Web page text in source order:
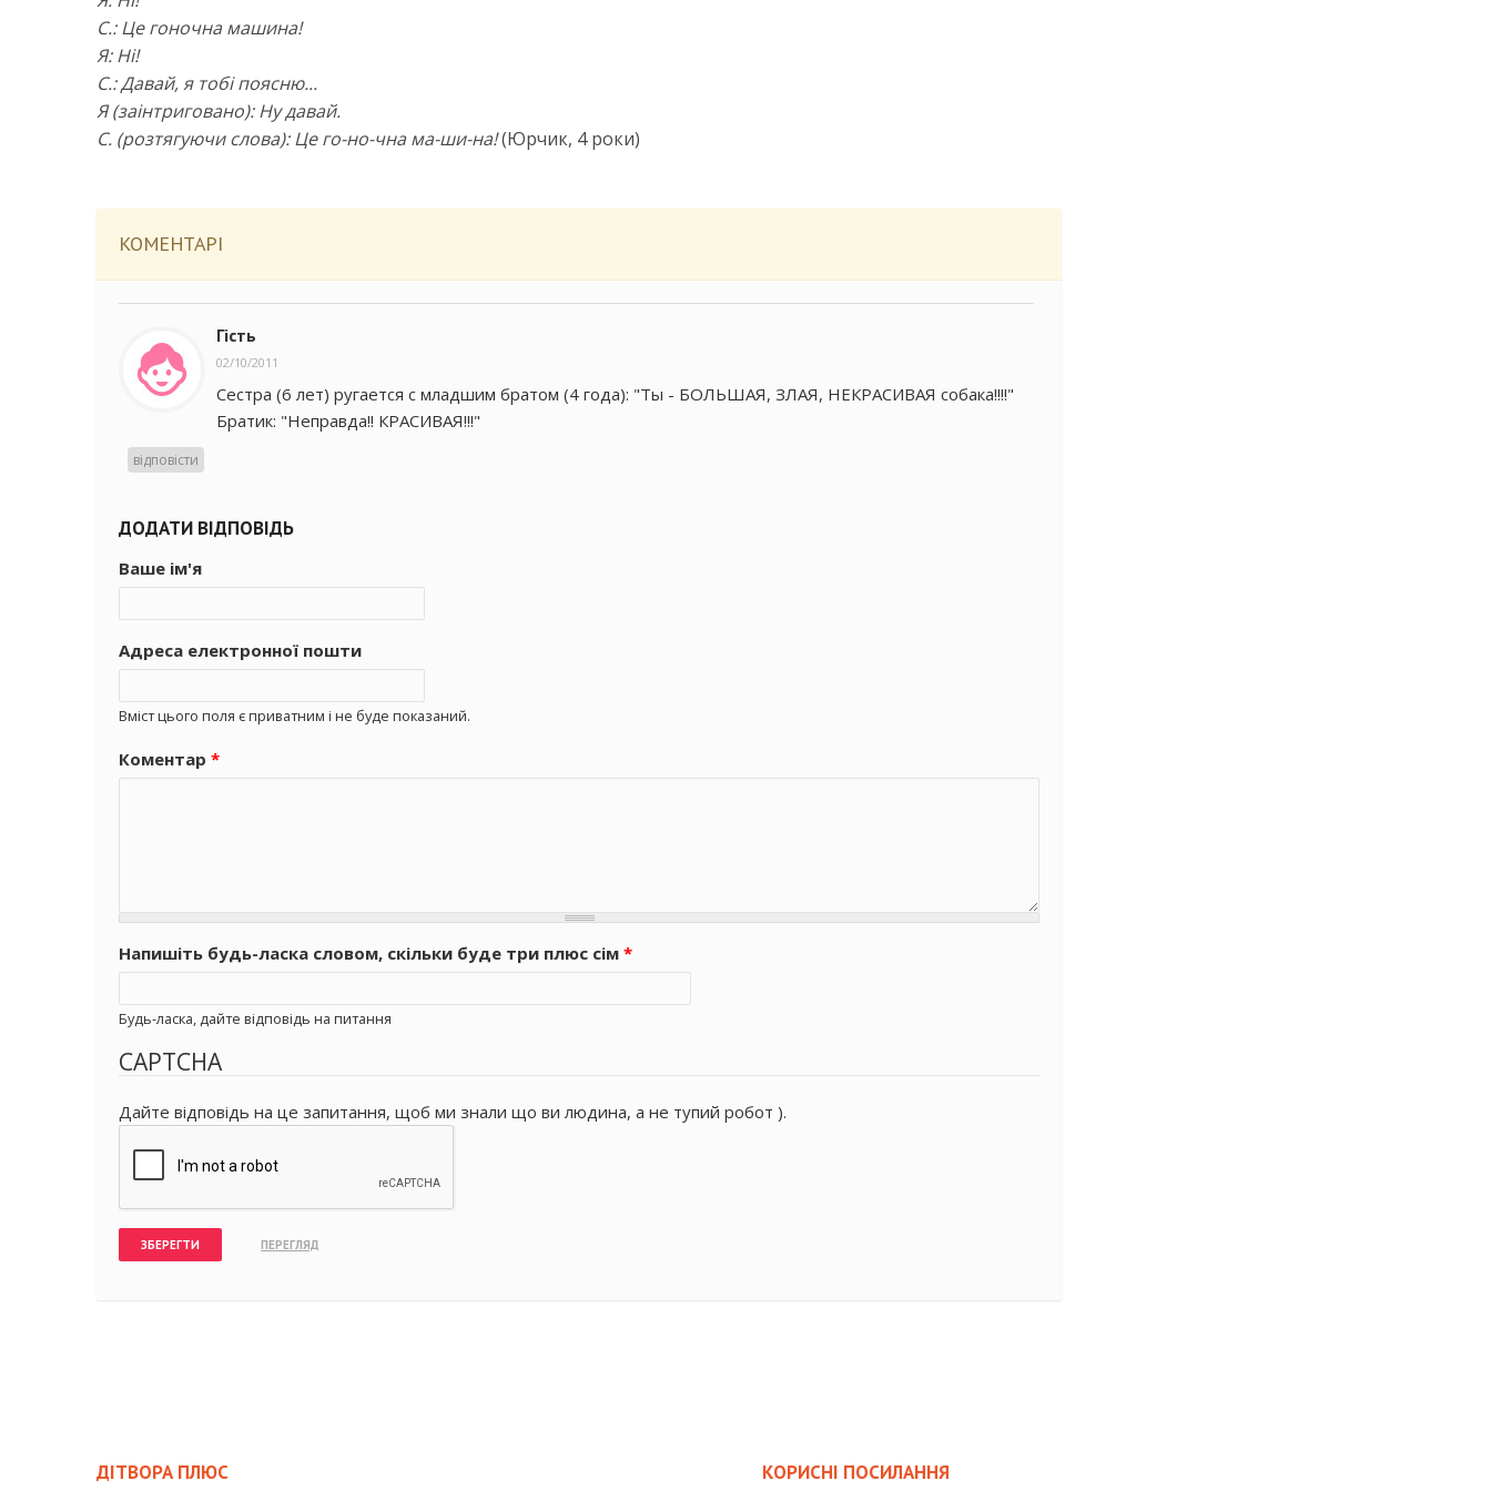
С.: Це гоночна машина!
Я: Ні!
С.: Давай, я тобі поясню...
Я (заінтриговано): Ну давай.
С. (розтягуючи слова): Це го-но-чна ма-ши-на!(Юрчик, 4 роки)
КОМЕНТАРІ
Гість
02/10/2011
Сестра (6 лет) ругается с младшим братом (4 года): "Ты - БОЛЬШАЯ, ЗЛАЯ, НЕКРАСИВАЯ собака!!!!"
Братик: "Неправда!! КРАСИВАЯ!!!"
відповісти
ДОДАТИ ВІДПОВІДЬ
Ваше ім'я
Адреса електронної пошти
Вміст цього поля є приватним і не буде показаний.
Коментар *
Напишіть будь-ласка словом, скільки буде три плюс сім *
Будь-ласка, дайте відповідь на питання
CAPTCHA
Дайте відповідь на це запитання, щоб ми знали що ви людина, а не тупий робот ).
ДІТВОРА ПЛЮС КОРИСНІ ПОСИЛАННЯ